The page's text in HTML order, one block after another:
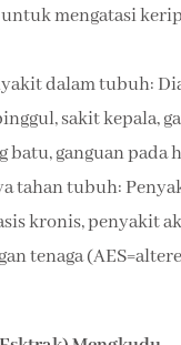
mengatasi
dalam tubuh:
sakit kepala,
batu, ganguan pada
tahan tubuh:
kronis, penyakit
tenaga